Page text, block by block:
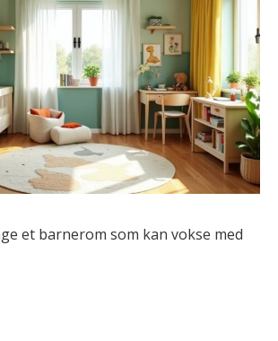
et barnerom som kan vokse med